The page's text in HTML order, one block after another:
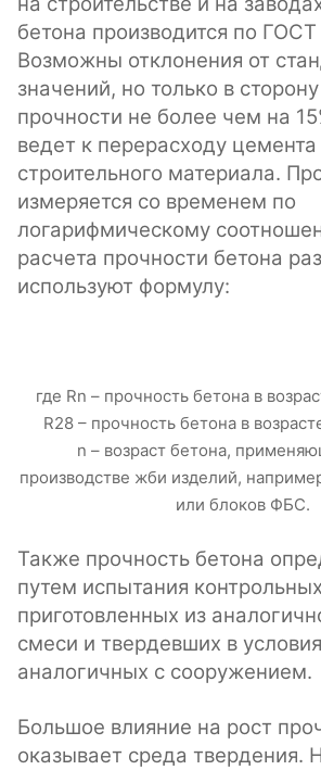
бетона производится по
Возможны отклонения от
значений, но только в
прочности не более чем на
ведет к перерасходу
строительного материала.
измеряется со временем по
логарифмическому
расчета прочности бетона
используют формулу:
где Rn – прочность бетона в
R28 – прочность бетона в
n – возраст бетона,
производстве жби изделий,
или блоков ФБС.
Также прочность бетона
путем испытания
приготовленных из
смеси и твердевших в
аналогичных с сооружением.
Большое влияние на рост
оказывает среда твердения.